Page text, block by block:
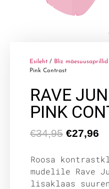
Esileht / Bliz mäesuusaprillid
Pink Contrast
RAVE
PINK
€34,95 €27,96
Roosa
mudelile Rave
lisaklaas